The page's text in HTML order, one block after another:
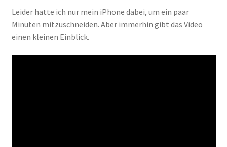
Leider hatte ich nur mein iPhone dabei, um ein paar
Minuten mitzuschneiden. Aber immerhin gibt das Video
einen kleinen Einblick.